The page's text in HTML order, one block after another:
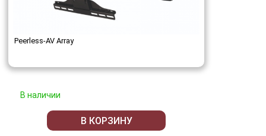
Peerless-AV Array
В наличии
В КОРЗИНУ